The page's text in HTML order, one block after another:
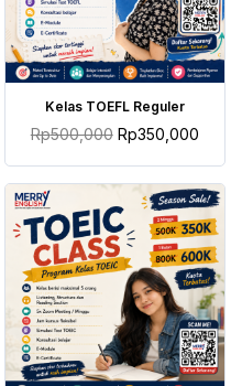
TAMBAH KE KERANJANG
Kelas TOEFL Reguler
Rp500,000 Rp350,000